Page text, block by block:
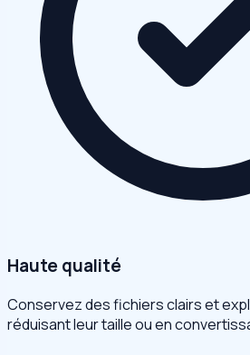
Haute qualité
Conservez des fichiers clairs et
réduisant leur taille ou en